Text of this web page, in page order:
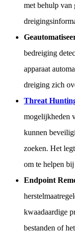
met behulp van
bedreiging
apparaat
dreiging zich
Threat
mogelijkheden
kunnen
zoeken. Het
om te helpen
Endpoint
kwaadaardige
bestanden of